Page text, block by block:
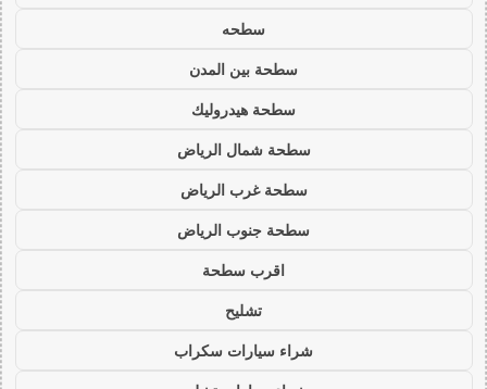
سطحه
سطحة بين المدن
سطحة هيدروليك
سطحة شمال الرياض
سطحة غرب الرياض
سطحة جنوب الرياض
اقرب سطحة
تشليح
شراء سيارات سكراب